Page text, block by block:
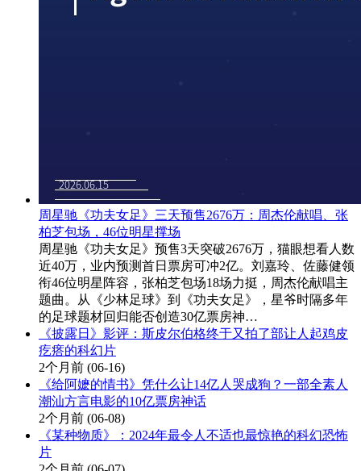
周星驰《功夫女足》三天预售2676万：周杰伦献唱、张
柏芝包场，46位明星撑场
周星驰《功夫女足》预售3天突破2676万，猫眼想看人数
近40万，业内预测首日票房可冲2亿。刘嘉玲、佐藤健领
衔46位明星阵容，张柏芝包场18场力挺，周杰伦献唱主
题曲。从《少林足球》到《功夫女足》，星爷时隔多年
的足球题材回归能否创造30亿票房神…
《披露日》影评：斯皮尔伯格终于又拍了部让人起鸡皮
疙瘩的科幻片
2个月前 (06-16)
《给阿嬷的情书》凭什么让14亿人哭成狗？一部全素人
潮汕方言电影的10亿票房神话
2个月前 (06-08)
《某种物质》：2024年最令人不适也最惊艳的科幻恐怖
片